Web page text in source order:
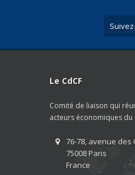
Le CdCF
Comité de liaison qui
acteurs économiques du
76-78, avenue des
75008 Paris
France